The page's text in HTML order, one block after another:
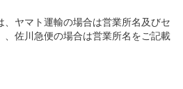
ヤマト運輸の場合は営業所名及びセ
、佐川急便の場合は営業所名をご記載